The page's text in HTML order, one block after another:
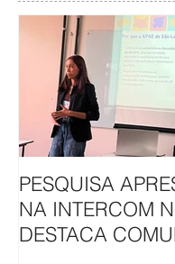
PESQUISA
NA INTERCOM
DESTACA